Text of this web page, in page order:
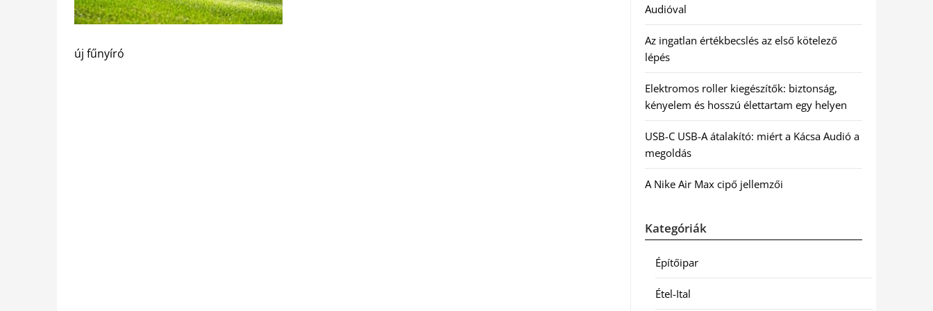
új fűnyíró
Audióval
Az ingatlan értékbecslés az első kötelező
lépés
Elektromos roller kiegészítők: biztonság,
kényelem és hosszú élettartam egy helyen
USB-C USB-A átalakító: miért a Kácsa Audió a
megoldás
A Nike Air Max cipő jellemzői
Kategóriák
Építőipar
Étel-Ital